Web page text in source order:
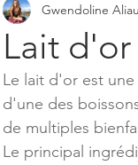
Lait
Gwendoline
Le lait d'or est
d'une des
de multiples
Le principal